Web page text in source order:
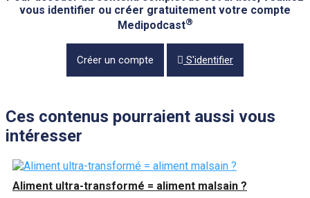
vous identifier ou créer gratuitement votre compte
Medipodcast®
Créer un compte S'identifier
Ces contenus pourraient aussi vous
intéresser
Aliment ultra-transformé = aliment malsain ?